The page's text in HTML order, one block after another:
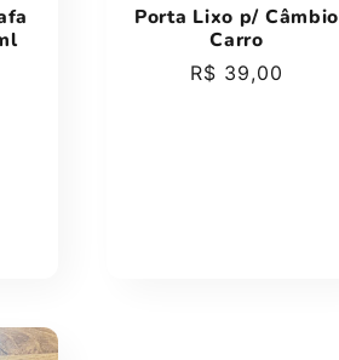
Porta Lixo p/ Câmbio
Carro
Preço
R$ 39,00